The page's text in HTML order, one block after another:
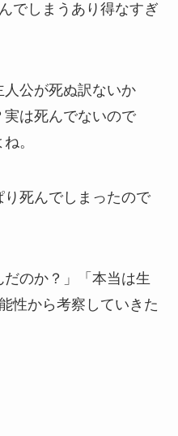
でしまうあり得なすぎ
公が死ぬ訳ないか
実は死んでないので
。
り死んでしまったので
のか？」「本当は生
性から考察していきた